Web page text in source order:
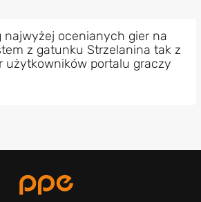
najwyżej ocenianych gier na
z gatunku Strzelanina tak z
użytkowników portalu graczy